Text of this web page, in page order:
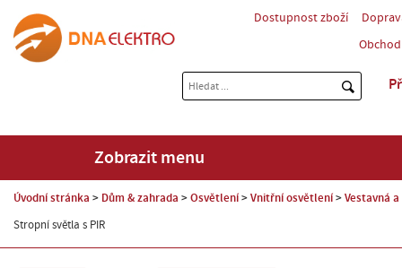
Dostupnost zboží
Zobrazit menu
Úvodní stránka Dům & zahrada Osvětlení Vnitřní osvětlení Vestavná
Stropní světla s PIR